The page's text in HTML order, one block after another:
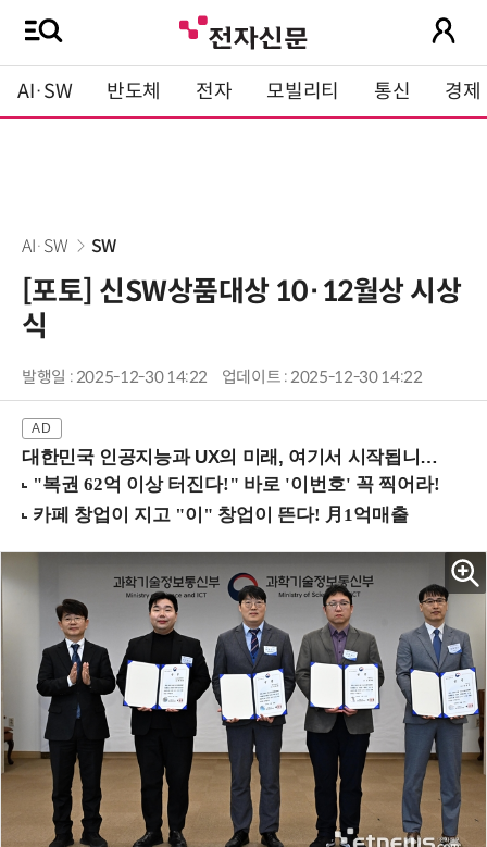
AI·SW 반도체 전자 모빌리티 통신 경제
AI·SW SW
[포토] 신SW상품대상 10·12월상 시상
식
발행일 : 2025-12-30 14:22 업데이트 : 2025-12-30 14:22
대한민국 인공지능과 UX의 미래, 여기서 시작됩니다! (9/2 강남역)